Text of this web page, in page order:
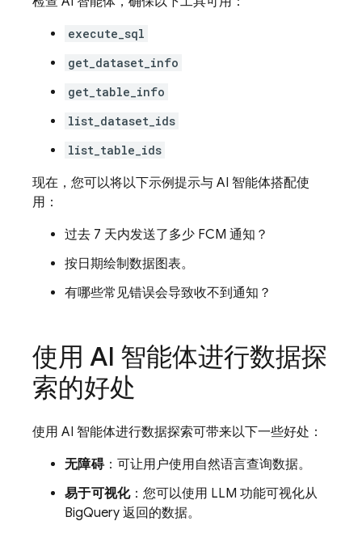
execute_sql
get_dataset_info
get_table_info
list_dataset_ids
list_table_ids
现在，您可以将以下示例提示与 AI 智能体搭配使
用：
过去 7 天内发送了多少 FCM 通知？
按日期绘制数据图表。
有哪些常见错误会导致收不到通知？
使用 AI 智能体进行数据探
索的好处
使用 AI 智能体进行数据探索可带来以下一些好处：
无障碍：可让用户使用自然语言查询数据。
易于可视化：您可以使用 LLM 功能可视化从
BigQuery 返回的数据。